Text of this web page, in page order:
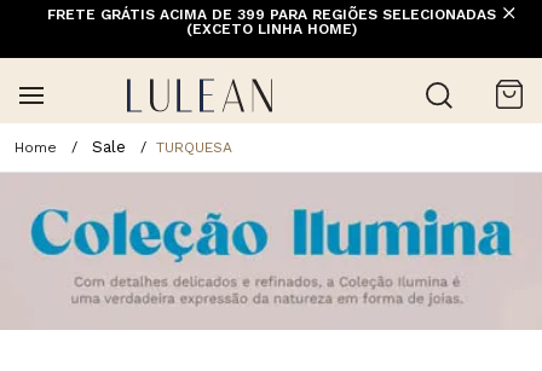
FRETE GRÁTIS ACIMA DE 399 PARA REGIÕES SELECIONADAS
(EXCETO LINHA HOME)
Sale TURQUESA